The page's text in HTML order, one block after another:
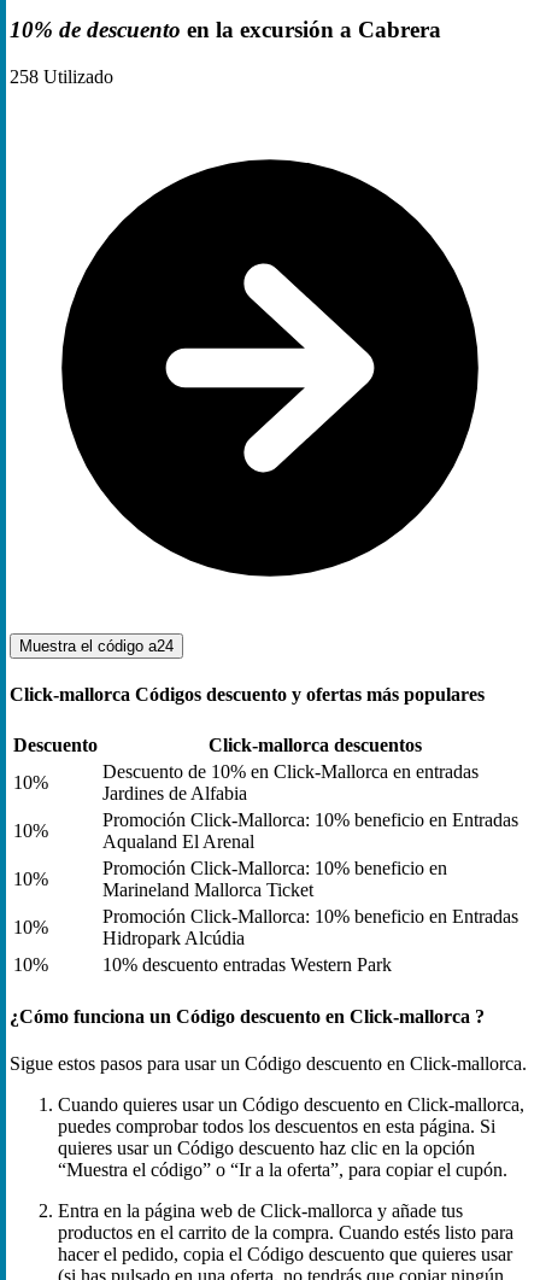
10% de descuento en la excursión a Cabrera
258 Utilizado
Muestra el código a24
Click-mallorca Códigos descuento y ofertas más populares
Descuento
Click-mallorca descuentos
10%
Descuento de 10% en Click-Mallorca en entradas
Jardines de Alfabia
10%
Promoción Click-Mallorca: 10% beneficio en Entradas
Aqualand El Arenal
10%
Promoción Click-Mallorca: 10% beneficio en
Marineland Mallorca Ticket
10%
Promoción Click-Mallorca: 10% beneficio en Entradas
Hidropark Alcúdia
10%
10% descuento entradas Western Park
¿Cómo funciona un Código descuento en Click-mallorca ?
Sigue estos pasos para usar un Código descuento en Click-mallorca.
Cuando quieres usar un Código descuento en Click-mallorca,
puedes comprobar todos los descuentos en esta página. Si
quieres usar un Código descuento haz clic en la opción
“Muestra el código” o “Ir a la oferta”, para copiar el cupón.
Entra en la página web de Click-mallorca y añade tus
productos en el carrito de la compra. Cuando estés listo para
hacer el pedido, copia el Código descuento que quieres usar
(si has pulsado en una oferta, no tendrás que copiar ningún